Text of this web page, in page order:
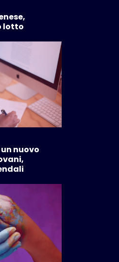
lotto
nuovo